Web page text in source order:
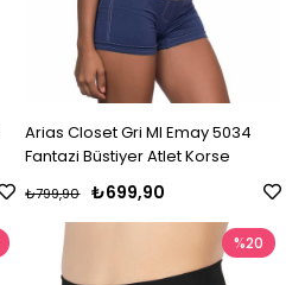
Arias Closet Gri MI Emay 5034
Fantazi Büstiyer Atlet Korse
₺699,90
₺799,90
%20